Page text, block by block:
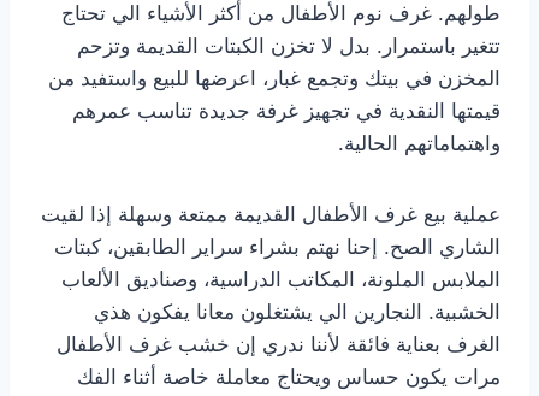
طولهم. غرف نوم الأطفال من أكثر الأشياء الي تحتاج
تتغير باستمرار. بدل لا تخزن الكبتات القديمة وتزحم
المخزن في بيتك وتجمع غبار، اعرضها للبيع واستفيد من
قيمتها النقدية في تجهيز غرفة جديدة تناسب عمرهم
واهتماماتهم الحالية.
عملية بيع غرف الأطفال القديمة ممتعة وسهلة إذا لقيت
الشاري الصح. إحنا نهتم بشراء سراير الطابقين، كبتات
الملابس الملونة، المكاتب الدراسية، وصناديق الألعاب
الخشبية. النجارين الي يشتغلون معانا يفكون هذي
الغرف بعناية فائقة لأننا ندري إن خشب غرف الأطفال
مرات يكون حساس ويحتاج معاملة خاصة أثناء الفك